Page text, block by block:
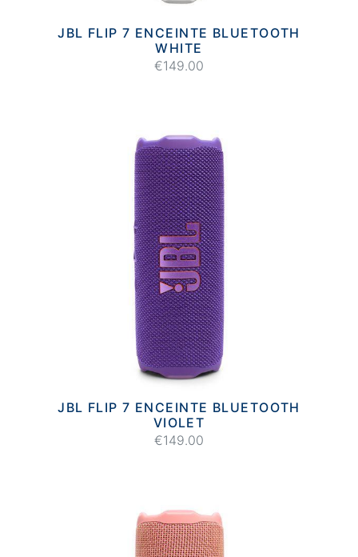
JBL FLIP 7 ENCEINTE BLUETOOTH
WHITE
€149.00
JBL FLIP 7 ENCEINTE BLUETOOTH
VIOLET
€149.00